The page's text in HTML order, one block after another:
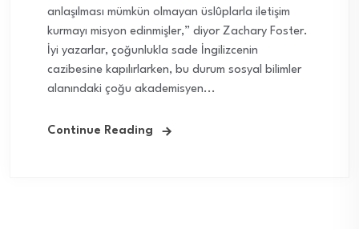
anlaşılması mümkün olmayan üslûplarla iletişim
kurmayı misyon edinmişler,” diyor Zachary Foster.
İyi yazarlar, çoğunlukla sade İngilizcenin
cazibesine kapılırlarken, bu durum sosyal bilimler
alanındaki çoğu akademisyen...
Continue Reading